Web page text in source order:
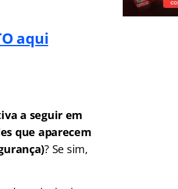
aqui
a seguir em
que aparecem
? Se sim,